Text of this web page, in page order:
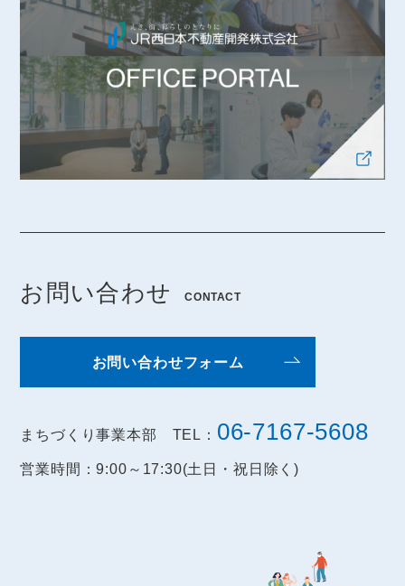
お問い合わせCONTACT
お問い合わせフォーム
まちづくり事業本部 TEL： 06-7167-5608
営業時間：9:00～17:30(土日・祝日除く)